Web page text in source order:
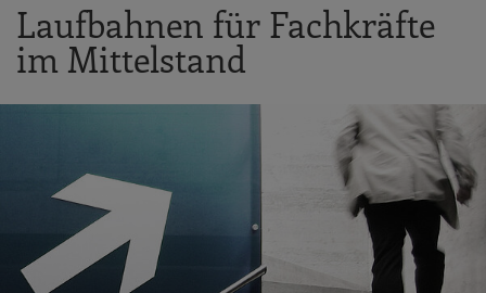
Laufbahnen für Fachkräfte
im Mittelstand